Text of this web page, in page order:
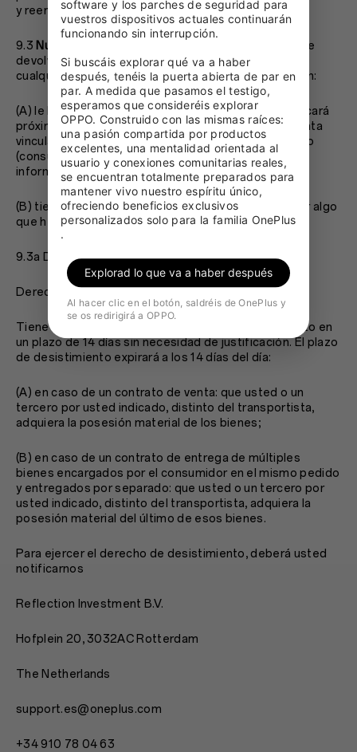
y reemplazo para Productos defectuosos”.
9.3 Nuestras acciones o acciones propuestas
. Puede
devolver un Producto o cancelar el contrato por
cualquiera de las razones enumeradas a continuación:
(A) le hemos informado sobre un cambio que se aplicará
próximamente a la versión de las Condiciones de venta
vinculantes para usted con el que no está de acuerdo
(consulte la sección 18 “Cambios” para obtener más
información); y
(B) tiene el derecho legal de rescindir el contrato por algo
que hemos hecho mal.
9.3a Derecho legal de desistimiento
Derecho de desistimiento
Tiene usted derecho a desistir del presente contrato en
un plazo de 14 días sin necesidad de justificación. El plazo
de desistimiento expirará a los 14 días del día:
(A) en caso de un contrato de venta: que usted o un
tercero por usted indicado, distinto del transportista,
adquiera la posesión material de los bienes;
(B) en caso de un contrato de entrega de múltiples
bienes encargados por el consumidor en el mismo pedido
y entregados por separado: que usted o un tercero por
usted indicado, distinto del transportista, adquiera la
posesión material del último de esos bienes.
Para ejercer el derecho de desistimiento, deberá usted
notificarnos
Reflection Investment B.V.
Hofplein 20, 3032AC Rotterdam
The Netherlands
support.es@oneplus.com
+34 910 78 04 63
software y los parches de seguridad para
vuestros dispositivos actuales continuarán
funcionando sin interrupción.
Si buscáis explorar qué va a haber
después, tenéis la puerta abierta de par en
par. A medida que pasamos el testigo,
esperamos que consideréis explorar
OPPO. Construido con las mismas raíces:
una pasión compartida por productos
excelentes, una mentalidad orientada al
usuario y conexiones comunitarias reales,
se encuentran totalmente preparados para
mantener vivo nuestro espíritu único,
ofreciendo beneficios exclusivos
personalizados solo para la familia OnePlus
.
Explorad lo que va a haber después
Al hacer clic en el botón, saldréis de OnePlus y
se os redirigirá a OPPO.